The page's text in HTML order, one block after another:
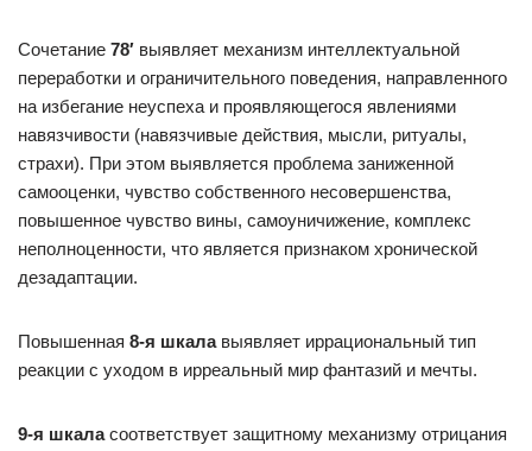
Сочетание 78′ выявляет механизм интеллектуальной
переработки и ограничительного поведения, направленного
на избегание неуспеха и проявляющегося явлениями
навязчивости (навязчивые действия, мысли, ритуалы,
страхи). При этом выявляется проблема заниженной
самооценки, чувство собственного несовершенства,
повышенное чувство вины, самоуничижение, комплекс
неполноценности, что является признаком хронической
дезадаптации.
Повышенная 8-я шкалавыявляет иррациональный тип
реакции с уходом в ирреальный мир фантазий и мечты.
9-я шкаласоответствует защитному механизму отрицания